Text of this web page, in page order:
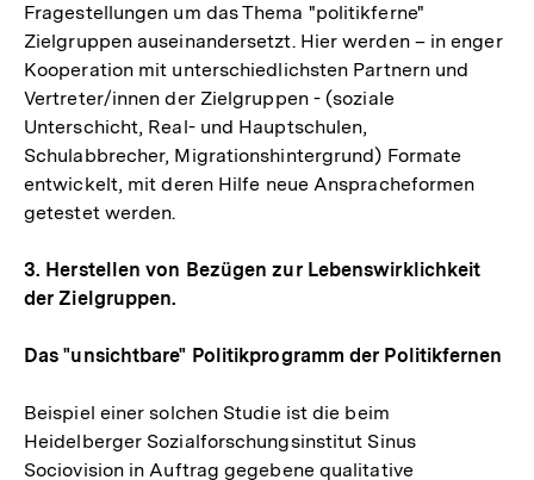
Fragestellungen um das Thema "politikferne"
Zielgruppen auseinandersetzt. Hier werden – in enger
Kooperation mit unterschiedlichsten Partnern und
Vertreter/innen der Zielgruppen - (soziale
Unterschicht, Real- und Hauptschulen,
Schulabbrecher, Migrationshintergrund) Formate
entwickelt, mit deren Hilfe neue Anspracheformen
getestet werden.
3. Herstellen von Bezügen zur Lebenswirklichkeit
der Zielgruppen.
Das "unsichtbare" Politikprogramm der Politikfernen
Beispiel einer solchen Studie ist die beim
Heidelberger Sozialforschungsinstitut Sinus
Sociovision in Auftrag gegebene qualitative